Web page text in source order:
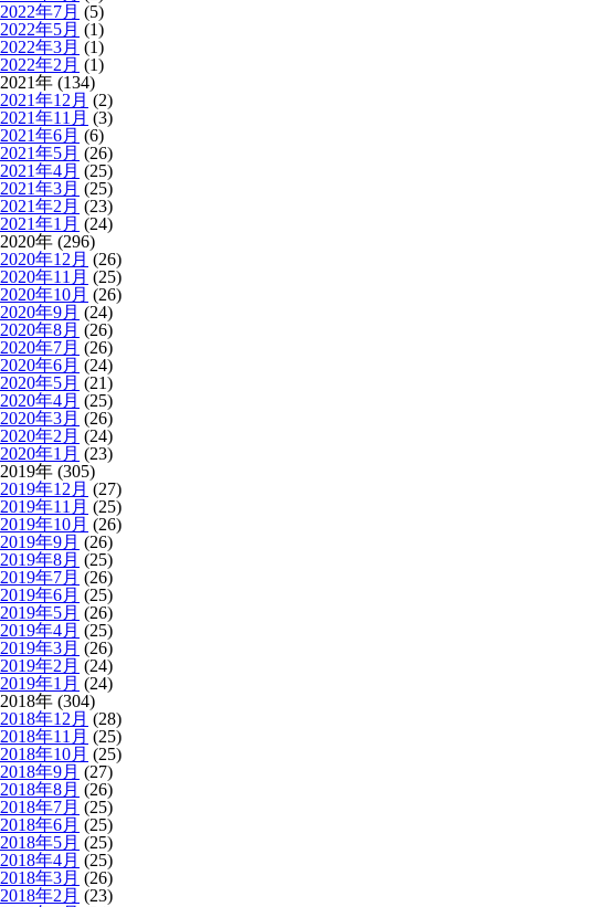
2022年7月 (5)
2022年5月 (1)
2022年3月 (1)
2022年2月 (1)
2021年 (134)
2021年12月 (2)
2021年11月 (3)
2021年6月 (6)
2021年5月 (26)
2021年4月 (25)
2021年3月 (25)
2021年2月 (23)
2021年1月 (24)
2020年 (296)
2020年12月 (26)
2020年11月 (25)
2020年10月 (26)
2020年9月 (24)
2020年8月 (26)
2020年7月 (26)
2020年6月 (24)
2020年5月 (21)
2020年4月 (25)
2020年3月 (26)
2020年2月 (24)
2020年1月 (23)
2019年 (305)
2019年12月 (27)
2019年11月 (25)
2019年10月 (26)
2019年9月 (26)
2019年8月 (25)
2019年7月 (26)
2019年6月 (25)
2019年5月 (26)
2019年4月 (25)
2019年3月 (26)
2019年2月 (24)
2019年1月 (24)
2018年 (304)
2018年12月 (28)
2018年11月 (25)
2018年10月 (25)
2018年9月 (27)
2018年8月 (26)
2018年7月 (25)
2018年6月 (25)
2018年5月 (25)
2018年4月 (25)
2018年3月 (26)
2018年2月 (23)